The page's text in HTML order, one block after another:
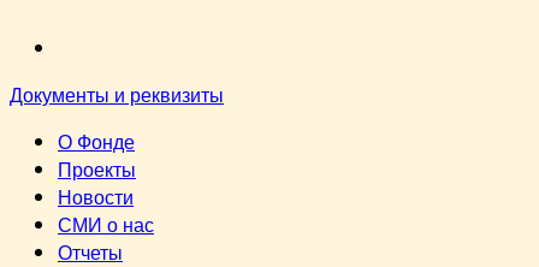
Документы и реквизиты
О Фонде
Проекты
Новости
СМИ о нас
Отчеты